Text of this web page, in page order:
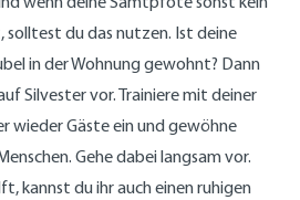
solltest du das nutzen. Ist deine
in der Wohnung gewohnt? Dann
Silvester vor. Trainiere mit deiner
wieder Gäste ein und gewöhne
Gehe dabei langsam vor.
kannst du ihr auch einen ruhigen